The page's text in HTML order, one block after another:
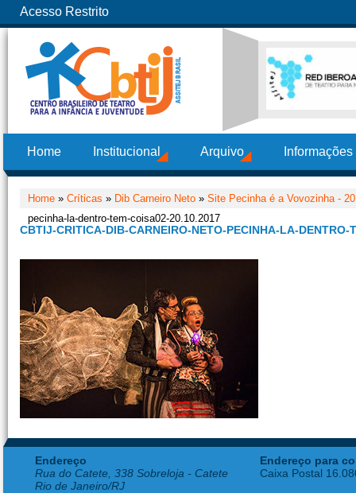
Acesso Restrito
Home Institucional Arquivo
Home » Críticas » Dib Carneiro Neto » Site Pecinha é a Vovozinha -
pecinha-la-dentro-tem-coisa02-20.10.2017
CBTIJ-CRITICA-DIB-CARNEIRO-NETO-PECINHA-LA-DENTRO-
Endereço
Rua do Catete, 338 Sobreloja - Catete
Rio de Janeiro/RJ
Endereço para
Caixa Postal